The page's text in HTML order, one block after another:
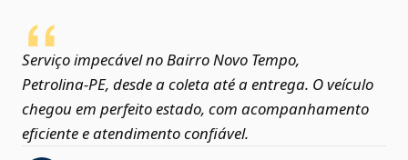
Serviço impecável no Bairro Novo Tempo,
Petrolina‑PE, desde a coleta até a entrega. O veículo
chegou em perfeito estado, com acompanhamento
eficiente e atendimento confiável.